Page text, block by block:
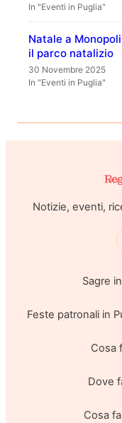
In "Eventi in Puglia"
Natale a
il parco natalizio
30 Novembre 2025
In "Eventi in Puglia"
Notizie, eventi,
Sagre
Feste patronali in
Cosa
Dove
Cosa